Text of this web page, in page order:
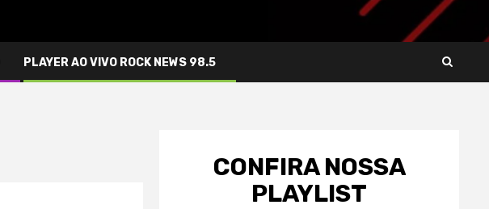
PLAYER AO VIVO ROCK NEWS 98.5
CONFIRA NOSSA
PLAYLIST